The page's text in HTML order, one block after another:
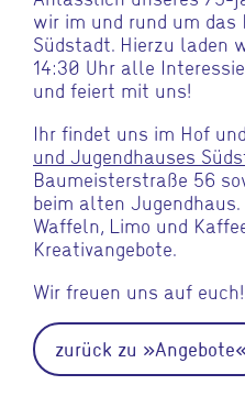
wir im und rund um das
Südstadt. Hierzu laden
14:30 Uhr alle
und feiert mit uns!
Ihr findet uns im Hof
und Jugendhauses
Baumeisterstraße 56
beim alten
Waffeln, Limo und
Kreativangebote.
Wir freuen uns auf euch!
zurück zu